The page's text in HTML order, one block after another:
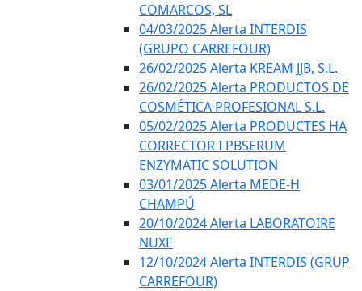
COMARCOS, SL
04/03/2025 Alerta INTERDIS
(GRUPO CARREFOUR)
26/02/2025 Alerta KREAM JJB, S.L.
26/02/2025 Alerta PRODUCTOS DE
COSMÉTICA PROFESIONAL S.L.
05/02/2025 Alerta PRODUCTES HA
CORRECTOR I PBSERUM
ENZYMATIC SOLUTION
03/01/2025 Alerta MEDE-H
CHAMPÚ
20/10/2024 Alerta LABORATOIRE
NUXE
12/10/2024 Alerta INTERDIS (GRUP
CARREFOUR)